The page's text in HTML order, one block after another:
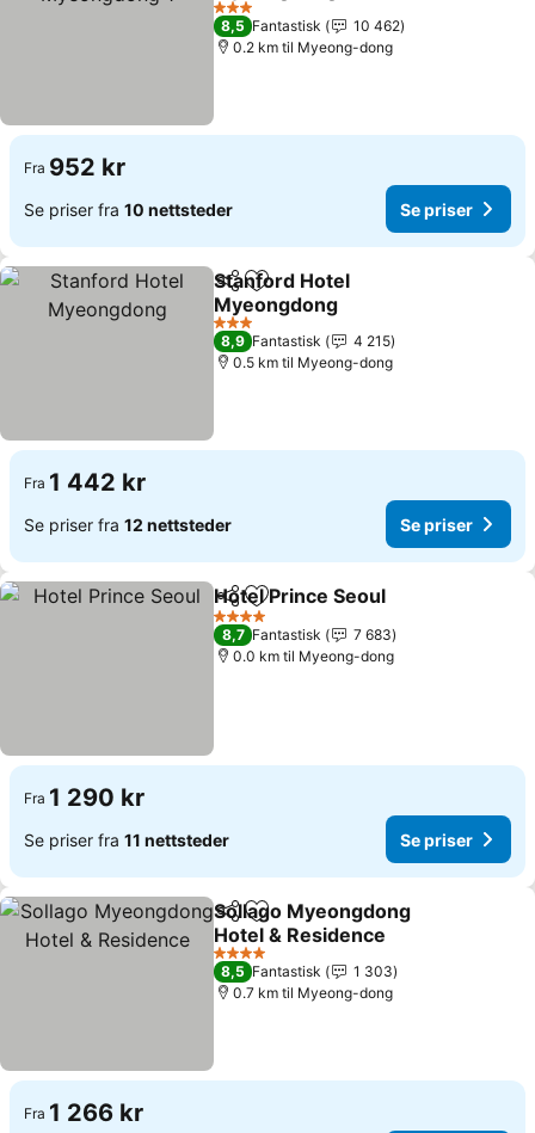
Se priser
3 Stjerner
8,5 Fantastisk
10 462
0.2 km til Myeong-dong
Fra 952 kr
Se priser fra 10 nettsteder Se priser
Del Legg til i favoritter
Stanford Hotel
Myeongdong
Se priser
3 Stjerner
8,9 Fantastisk
4 215
0.5 km til Myeong-dong
Fra 1 442 kr
Se priser fra 12 nettsteder Se priser
Del Legg til i favoritter
Hotel Prince Seoul
4 Stjerner
8,7 Fantastisk
7 683
0.0 km til Myeong-dong
Fra 1 290 kr
Se priser fra 11 nettsteder Se priser
Del Legg til i favoritter
Sollago Myeongdong
Hotel & Residence
Se priser
4 Stjerner
8,5 Fantastisk
1 303
0.7 km til Myeong-dong
Fra 1 266 kr